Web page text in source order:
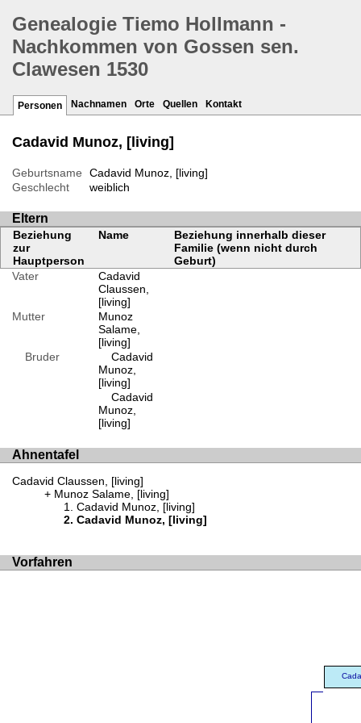
Genealogie Tiemo Hollmann -
Nachkommen von Gossen sen.
Clawesen 1530
Personen Nachnamen Orte Quellen Kontakt
Cadavid Munoz, [living]
Geburtsname
Cadavid Munoz, [living]
Geschlecht
weiblich
Eltern
Beziehung
zur
Hauptperson
Name
Beziehung innerhalb dieser
Familie (wenn nicht durch
Geburt)
Vater
Cadavid
Claussen,
[living]
Mutter
Munoz
Salame,
[living]
Bruder
Cadavid
Munoz,
[living]
Cadavid
Munoz,
[living]
Ahnentafel
Cadavid Claussen, [living]
Munoz Salame, [living]
Cadavid Munoz, [living]
Cadavid Munoz, [living]
Vorfahren